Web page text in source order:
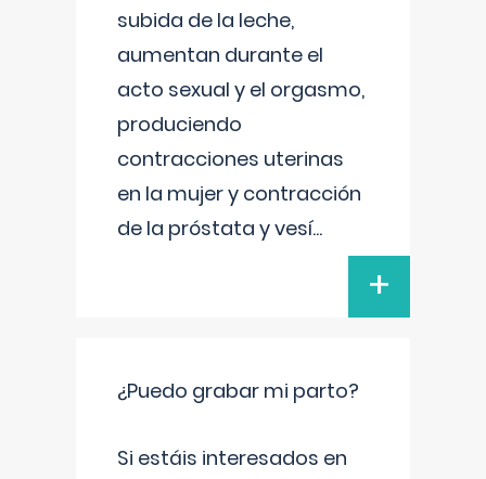
subida de la leche,
aumentan durante el
acto sexual y el orgasmo,
produciendo
contracciones uterinas
en la mujer y contracción
de la próstata y vesí...
+
¿Puedo grabar mi parto?
Si estáis interesados en